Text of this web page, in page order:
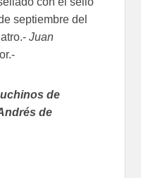
septiembre del
Juan
de
de